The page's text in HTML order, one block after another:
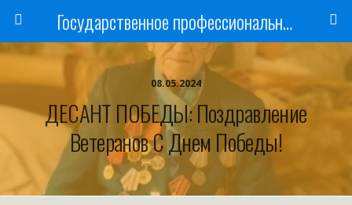
Государственное профессиональное образовательное учреждение
08.05.2024
ДЕСАНТ ПОБЕДЫ: Поздравление
Ветеранов С Днем Победы!